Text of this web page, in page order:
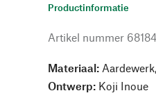
Productinformatie
Artikel nummer 68184
Materiaal:
Ontwerp: Koji Inoue